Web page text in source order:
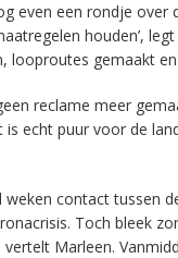
even een rondje over
houden’,
looproutes gemaakt
reclame meer
is echt puur voor de
weken contact tussen
Toch bleek
vertelt Marleen.